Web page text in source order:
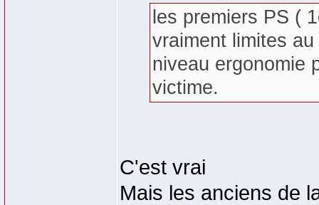
les premiers PS (
vraiment limites
niveau ergonomie
victime.
C'est vrai
Mais les anciens de